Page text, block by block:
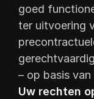
goed
ter uitvoering
– op basis
Uw rechten